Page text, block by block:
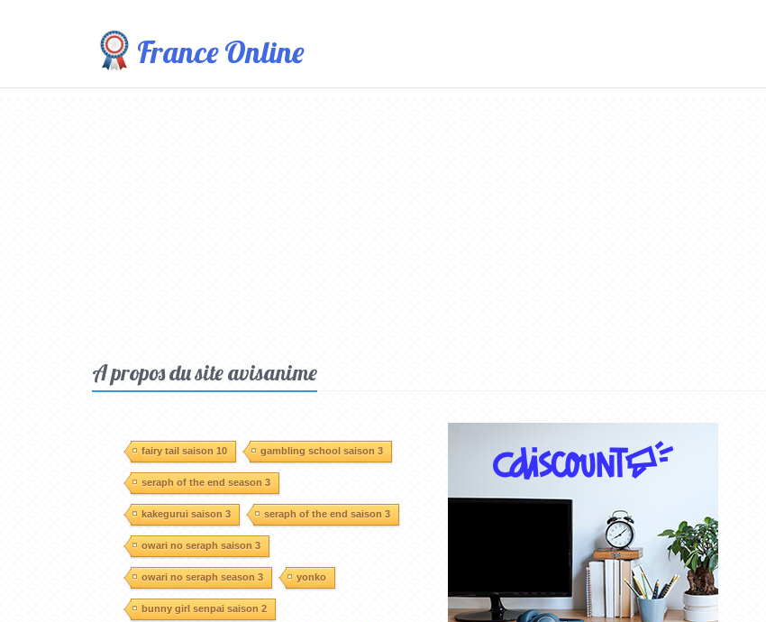
France Online
A propos du site avisanime
fairy tail saison 10 gambling school saison 3
seraph of the end season 3
kakegurui saison 3 seraph of the end saison 3
owari no seraph saison 3
owari no seraph season 3 yonko
bunny girl senpai saison 2